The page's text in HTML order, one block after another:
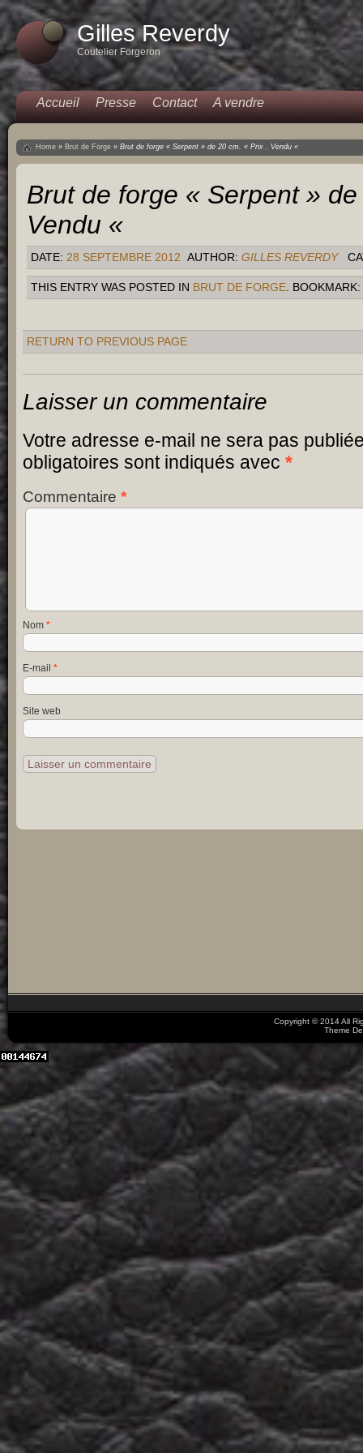
Gilles Reverdy
Coutelier Forgeron
Accueil Presse Contact A vendre
Home » Brut de Forge » Brut de forge « Serpent » de 20 cm. « Prix . Vendu «
Brut de forge « Serpent »
Vendu «
DATE: 28 SEPTEMBRE 2012 AUTHOR: GILLES REVERDY
THIS ENTRY WAS POSTED IN BRUT DE FORGE. BOOKMARK:
RETURN TO PREVIOUS PAGE
Laisser un commentaire
Votre adresse e-mail ne sera pas
obligatoires sont indiqués avec *
Commentaire *
Nom *
E-mail *
Site web
Copyright © 2014 All
Theme